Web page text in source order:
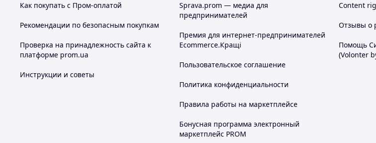
Как покупать с Пром-оплатой
Рекомендации по безопасным покупкам
Проверка на принадлежность сайта к
платформе prom.ua
Инструкции и советы
Sprava.prom — медиа для
предпринимателей
Премия для интернет-предпринимателей
Ecommerce.Кращі
Пользовательское соглашение
Политика конфиденциальности
Правила работы на маркетплейсе
Бонусная программа электронный
маркетплейс PROM
Content
Отзывы о
Помощь
(Volonter